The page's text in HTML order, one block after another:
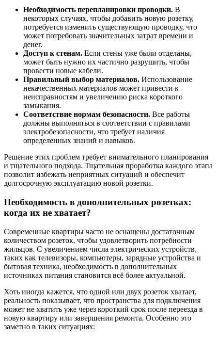
Необходимость перепланировки проводки. В
некоторых случаях, чтобы добавить новую розетку,
потребуется изменить существующую проводку, что
может потребовать значительных затрат времени и
денег.
Доступ к стенам. Если стены уже были отделаны,
может быть нужно их частично разрушить, чтобы
провести новые кабели.
Правильный выбор материалов. Использование
некачественных материалов может привести к
неисправностям и увеличению риска короткого
замыкания.
Соответствие нормам безопасности. Все работы
должны выполняться в соответствии с правилами
электробезопасности, что требует наличия
определенных знаний и навыков.
Решение этих проблем требует внимательного планирования
и тщательного подхода. Тщательная проработка каждого этапа
позволит избежать неприятных ситуаций и обеспечит
долгосрочную эксплуатацию новой розетки.
Необходимость в дополнительных розетках:
когда их не хватает?
Современные квартиры часто не оснащены достаточным
количеством розеток, чтобы удовлетворить потребности
жильцов. С увеличением числа электрических устройств,
таких как телевизоры, компьютеры, зарядные устройства и
бытовая техника, необходимость в дополнительных
источниках питания становится всё более актуальной.
Хоть иногда кажется, что одной или двух розеток хватает,
реальность показывает, что пространства для подключения
может не хватить уже через короткий срок после переезда в
новую квартиру или завершения ремонта. Особенно это
заметно в таких ситуациях: